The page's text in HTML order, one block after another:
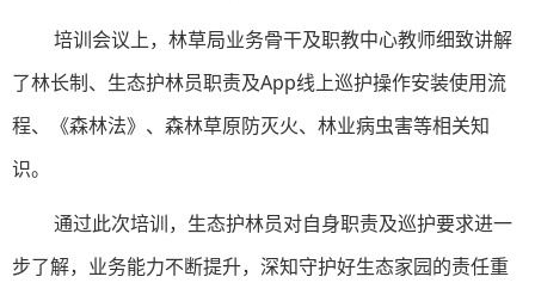
培训会议上， 林草局业务骨干及职教中心教师细致讲解
了林长制、生态护林员职责及App线上巡护操作安装使用流
程、《森林法》、森林草原防灭火、林业病虫害等相关知
识。
通过此次培训， 生态护林员对自身职责及巡护要求进一
步了解，业务能力不断提升，深知守护好生态家园的责任重